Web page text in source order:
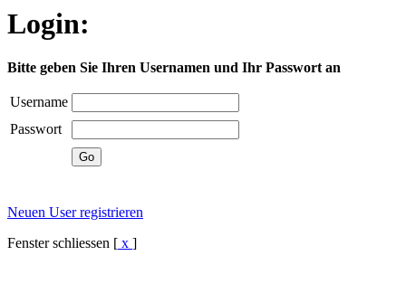
Login:
Bitte geben Sie Ihren Usernamen und Ihr Passwort an
Username
Passwort
Neuen User registrieren
Fenster schliessen [ x ]